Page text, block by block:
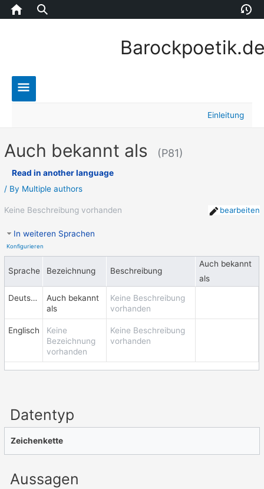
Home
Main
Einleitung
Auch bekannt als (P81)
Read in another language
/ By Multiple authors
Keine Beschreibung vorhanden bearbeiten
In weiteren Sprachen
Konfigurieren
Sprache Bezeichnung Beschreibung
Auch bekannt
als
Deutsch
Auch bekannt
als
Keine Beschreibung
vorhanden
Englisch
Keine
Bezeichnung
vorhanden
Keine Beschreibung
vorhanden
Datentyp
Zeichenkette
Aussagen